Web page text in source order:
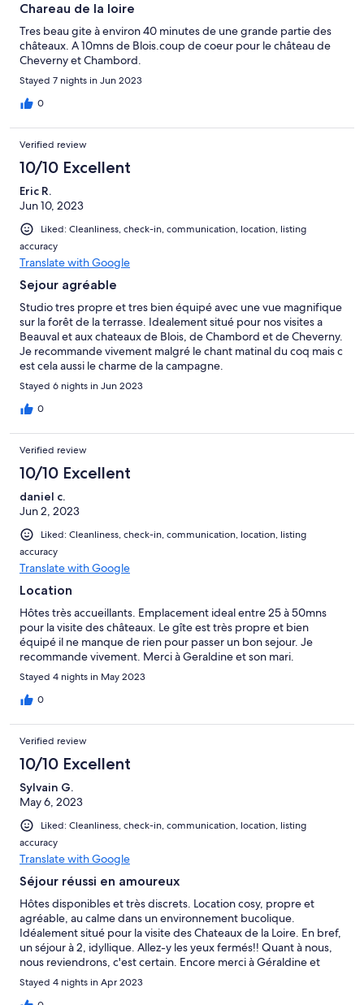
Chareau de la loire
Tres beau gite à environ 40 minutes de une grande partie des
châteaux. A 10mns de Blois.coup de coeur pour le château de
Cheverny et Chambord.
Stayed 7 nights in Jun 2023
0
Verified review
10/10 Excellent
Eric R.
Jun 10, 2023
Liked: Cleanliness, check-in, communication, location, listing
accuracy
Translate with Google
Sejour agréable
Studio tres propre et tres bien équipé avec une vue magnifique
sur la forêt de la terrasse. Idealement situé pour nos visites a
Beauval et aux chateaux de Blois, de Chambord et de Cheverny.
Je recommande vivement malgré le chant matinal du coq mais c
est cela aussi le charme de la campagne.
Stayed 6 nights in Jun 2023
0
Verified review
10/10 Excellent
daniel c.
Jun 2, 2023
Liked: Cleanliness, check-in, communication, location, listing
accuracy
Translate with Google
Location
Hôtes très accueillants. Emplacement ideal entre 25 à 50mns
pour la visite des châteaux. Le gîte est très propre et bien
équipé il ne manque de rien pour passer un bon sejour. Je
recommande vivement. Merci à Geraldine et son mari.
Stayed 4 nights in May 2023
0
Verified review
10/10 Excellent
Sylvain G.
May 6, 2023
Liked: Cleanliness, check-in, communication, location, listing
accuracy
Translate with Google
Séjour réussi en amoureux
Hôtes disponibles et très discrets. Location cosy, propre et
agréable, au calme dans un environnement bucolique.
Idéalement situé pour la visite des Chateaux de la Loire. En bref,
un séjour à 2, idyllique. Allez-y les yeux fermés!! Quant à nous,
nous reviendrons, c'est certain. Encore merci à Géraldine et
Renan.
Stayed 4 nights in Apr 2023